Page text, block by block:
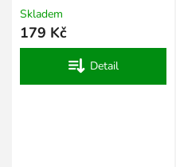
Skladem
179 Kč
Detail